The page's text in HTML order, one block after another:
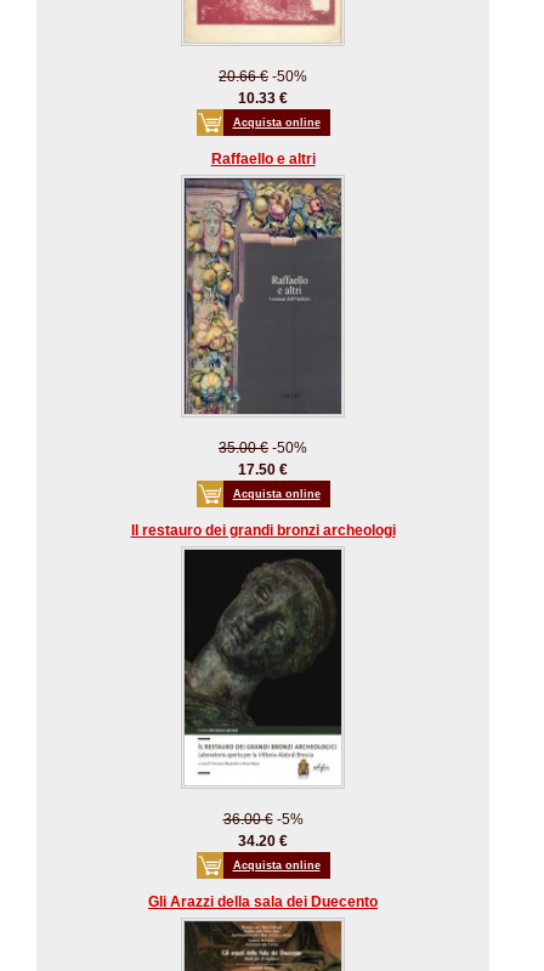
20.66 € -50%
10.33 €
Acquista online
Raffaello e altri
35.00 € -50%
17.50 €
Acquista online
Il restauro dei grandi bronzi archeologi
36.00 €-5%
34.20 €
Acquista online
Gli Arazzi della sala dei Duecento